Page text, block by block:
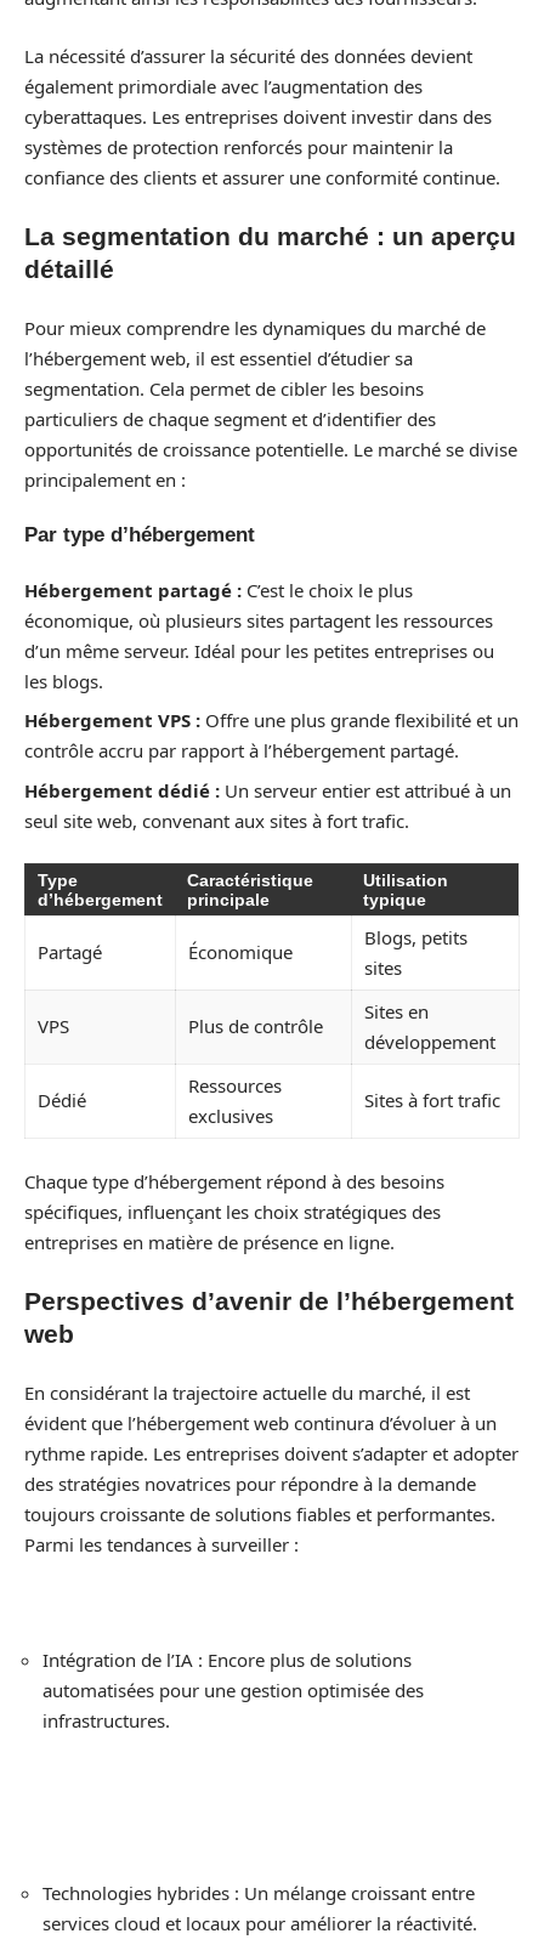
La nécessité d’assurer la sécurité des données devient
également primordiale avec l’augmentation des
cyberattaques. Les entreprises doivent investir dans des
systèmes de protection renforcés pour maintenir la
confiance des clients et assurer une conformité continue.
La segmentation du marché : un aperçu
détaillé
Pour mieux comprendre les dynamiques du marché de
l’hébergement web, il est essentiel d’étudier sa
segmentation. Cela permet de cibler les besoins
particuliers de chaque segment et d’identifier des
opportunités de croissance potentielle. Le marché se divise
principalement en :
Par type d’hébergement
Hébergement partagé : C’est le choix le plus
économique, où plusieurs sites partagent les ressources
d’un même serveur. Idéal pour les petites entreprises ou
les blogs.
Hébergement VPS : Offre une plus grande flexibilité et un
contrôle accru par rapport à l’hébergement partagé.
Hébergement dédié : Un serveur entier est attribué à un
seul site web, convenant aux sites à fort trafic.
Type
d’hébergement
Caractéristique
principale
Utilisation
typique
Partagé Économique
Blogs, petits
sites
VPS Plus de contrôle
Sites en
développement
Dédié
Ressources
exclusives
Sites à fort trafic
Chaque type d’hébergement répond à des besoins
spécifiques, influençant les choix stratégiques des
entreprises en matière de présence en ligne.
Perspectives d’avenir de l’hébergement
web
En considérant la trajectoire actuelle du marché, il est
évident que l’hébergement web continura d’évoluer à un
rythme rapide. Les entreprises doivent s’adapter et adopter
des stratégies novatrices pour répondre à la demande
toujours croissante de solutions fiables et performantes.
Parmi les tendances à surveiller :
Intégration de l’IA : Encore plus de solutions
automatisées pour une gestion optimisée des
infrastructures.
Technologies hybrides : Un mélange croissant entre
services cloud et locaux pour améliorer la réactivité.